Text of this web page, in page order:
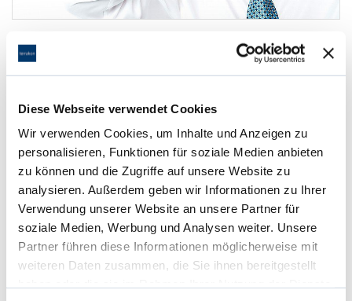
Diese Webseite verwendet Cookies
Wir verwenden Cookies, um Inhalte und Anzeigen zu
personalisieren, Funktionen für soziale Medien anbieten
zu können und die Zugriffe auf unsere Website zu
analysieren. Außerdem geben wir Informationen zu Ihrer
Verwendung unserer Website an unsere Partner für
soziale Medien, Werbung und Analysen weiter. Unsere
Partner führen diese Informationen möglicherweise mit
weiteren Daten zusammen, die Sie ihnen bereitgestellt
Geben Sie die Daten Ihrer Immobilie unten auf dieser
Seite in das Online-Fomular ein.